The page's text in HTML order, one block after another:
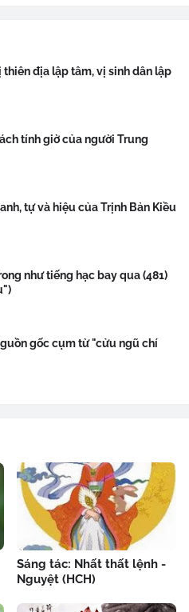
thiên địa lập tâm, vị sinh dân lập
tính giờ của người Trung
tự và hiệu của Trịnh Bản Kiều
như tiếng hạc bay qua (481)
gốc cụm từ "cửu ngũ chí
Sáng tác: Nhất thất lệnh -
Nguyệt (HCH)